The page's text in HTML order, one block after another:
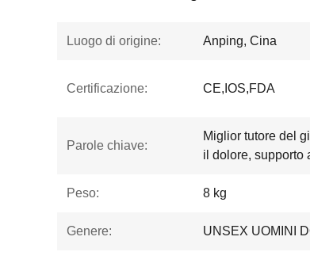
Luogo di origine: Anping, Cina
Certificazione: CE,IOS,FDA
Parole chiave:
Miglior tutore del
il dolore, supporto
Peso: 8 kg
Genere: UNSEX UOMINI